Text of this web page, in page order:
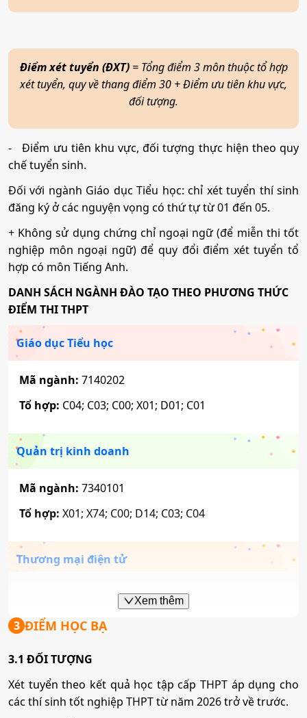
Công nghệ thông tin
Mã ngành:7480201
Kỹ thuật xây dựng
Mã ngành:7580201
Quản trị dịch vụ du lịch và lữ hành
Mã ngành:7810103
Điểm xét tuyển (ĐXT)= Tổng điểm 3 môn thuộc tổ hợp
xét tuyển, quy về thang điểm 30 + Điểm ưu tiên khu vực,
đối tượng.
-Điểm ưu tiên khu vực, đối tượng thực hiện theo quy
chế tuyển sinh.
Đối với ngành Giáo dục Tiểu học: chỉ xét tuyển thí sinh
đăng ký ở các nguyện vọng có thứ tự từ 01 đến 05.
+ Không sử dụng chứng chỉ ngoại ngữ (để miễn thi tốt
nghiệp môn ngoại ngữ) để quy đổi điểm xét tuyển tổ
hợp có môn Tiếng Anh.
DANH SÁCH NGÀNH ĐÀO TẠO THEO PHƯƠNG THỨC
ĐIỂM THI THPT
Giáo dục Tiểu học
Mã ngành: 7140202
Tổ hợp: C04; C03; C00; X01; D01; C01
Quản trị kinh doanh
Mã ngành: 7340101
Tổ hợp: X01; X74; C00; D14; C03; C04
Thương mại điện tử
7340122
Tổ hợp:X01; X21; X02; X26; C03; C04
Kế toán
Mã ngành:7340301
Xem thêm
3 ĐIỂM HỌC BẠ
3.1 ĐỐI TƯỢNG
Xét tuyển theo kết quả học tập cấp THPT áp dụng cho
các thí sinh tốt nghiệp THPT từ năm 2026 trở về trước.